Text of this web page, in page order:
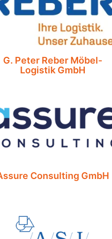
G. Peter Reber Möbel-
Logistik GmbH
Consulting GmbH